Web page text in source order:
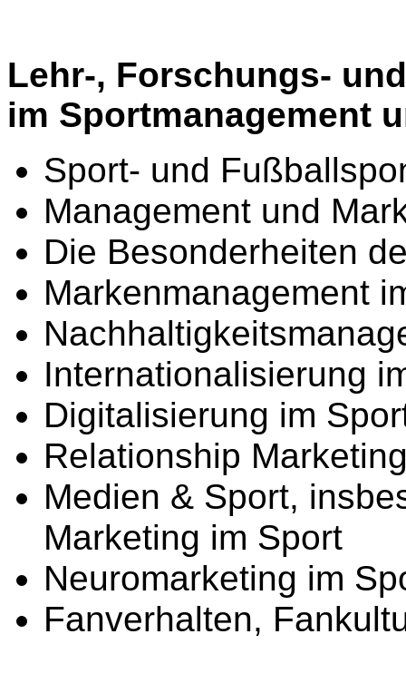
Lehr-, Forschungs-
im Sportmanagement
Sport- und
Management und
Die Besonderheiten
Markenmanagement
Internationalisierung
Digitalisierung im
Relationship
Medien & Sport,
Marketing im Sport
Neuromarketing im
Fanverhalten,